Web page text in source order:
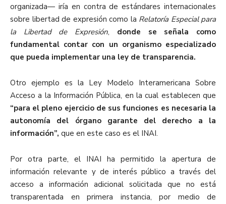
organizada— iría en contra de estándares internacionales
sobre libertad de expresión como la Relatoría Especial para
la Libertad de Expresión, donde se señala como
fundamental contar con un organismo especializado
que pueda implementar una ley de transparencia.
Otro ejemplo es la Ley Modelo Interamericana Sobre
Acceso a la Información Pública, en la cual establecen que
“para el pleno ejercicio de sus funciones es necesaria la
autonomía del órgano garante del derecho a la
información”, que en este caso es el INAI.
Por otra parte, el INAI ha permitido la apertura de
información relevante y de interés público a través del
acceso a información adicional solicitada que no está
transparentada en primera instancia, por medio de